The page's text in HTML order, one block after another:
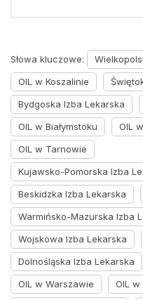
Słowa kluczowe:
OIL w Koszalinie
Bydgoska Izba Lekarska
OIL w Białymstoku
OIL
OIL w Tarnowie
Kujawsko-Pomorska Izba
Beskidzka Izba Lekarska
Warmińsko-Mazurska Izba
Wojskowa Izba Lekarska
Dolnośląska Izba Lekarska
OIL w Warszawie
OIL